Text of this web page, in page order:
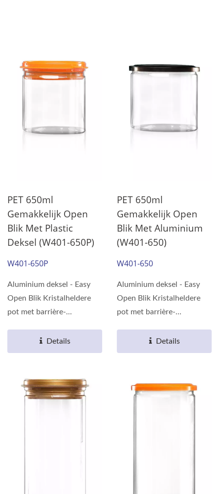
PET 650ml
Gemakkelijk Open
Blik Met Plastic
Deksel (W401-650P)
W401-650P
Aluminium deksel - Easy
Open Blik Kristalheldere
pot met barrière-
van milieuvriendelijk...
Details
PET 650ml
Gemakkelijk Open
Blik Met Aluminium
(W401-650)
W401-650
Aluminium deksel - Easy
Open Blik Kristalheldere
pot met barrière-
van milieuvriendelijk...
Details